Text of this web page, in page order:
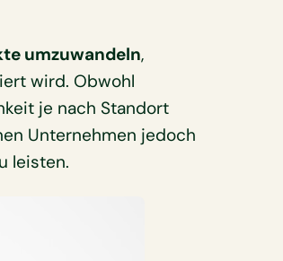
umzuwandeln,
wird. Obwohl
je nach Standort
Unternehmen jedoch
leisten.